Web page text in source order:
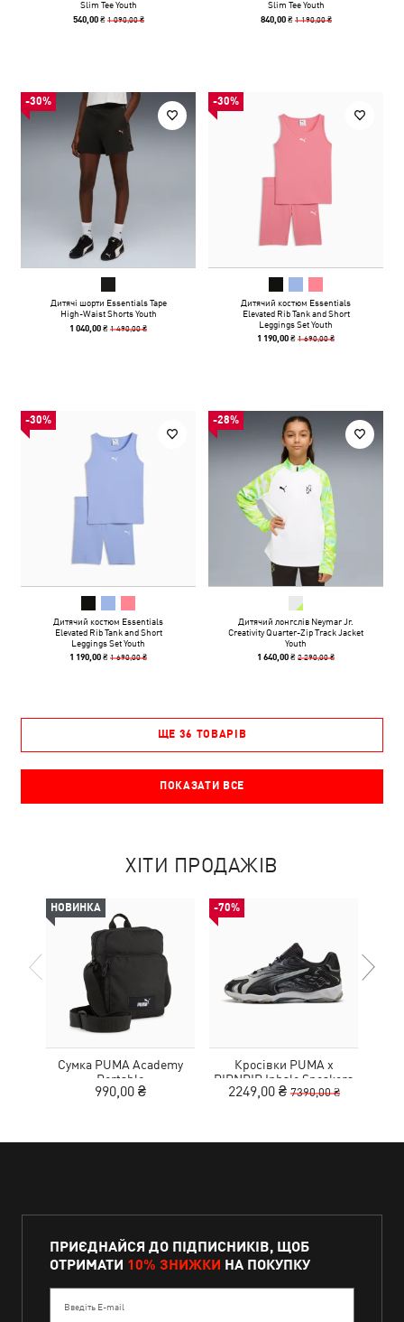
Slim Tee Youth
540,00 ₴ 1 090,00 ₴
Slim Tee Youth
840,00 ₴ 1 190,00 ₴
-30%
Дитячі шорти Essentials Tape
High-Waist Shorts Youth
1 040,00 ₴1 490,00 ₴
-30%
Дитячий костюм Essentials
Elevated Rib Tank and Short
Leggings Set Youth
1 190,00 ₴1 690,00 ₴
-30%
Дитячий костюм Essentials
Elevated Rib Tank and Short
Leggings Set Youth
1 190,00 ₴1 690,00 ₴
-28%
Дитячий лонгслів Neymar Jr.
Creativity Quarter-Zip Track Jacket
Youth
1 640,00 ₴2 290,00 ₴
ЩЕ 36 ТОВАРІВ
ПОКАЗАТИ ВСЕ
ХІТИ ПРОДАЖІВ
НОВИНКА
Сумка PUMA Academy
Portable
990,00 ₴
-70%
Кросівки PUMA x
RIPNDIP Inhale Sneakers
2249,00 ₴ 7390,00 ₴
ПРИЄДНАЙСЯ ДО ПІДПИСНИКІВ, ЩОБ
ОТРИМАТИ 10% ЗНИЖКИ НА ПОКУПКУ
Введіть E-mail